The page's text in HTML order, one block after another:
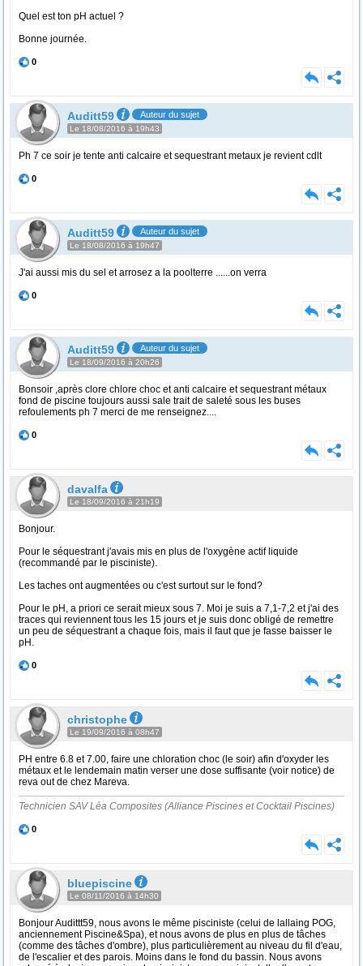
Quel est ton pH actuel ?
Bonne journée.
0
Auditt59 Auteur du sujet
Le 18/08/2016 à 19h43
Ph 7 ce soir je tente anti calcaire et sequestrant metaux je revient cdlt
0
Auditt59 Auteur du sujet
Le 18/08/2016 à 19h47
J'ai aussi mis du sel et arrosez a la poolterre ......on verra
0
Auditt59 Auteur du sujet
Le 18/09/2016 à 20h26
Bonsoir ,après clore chlore choc et anti calcaire et sequestrant métaux
fond de piscine toujours aussi sale trait de saleté sous les buses
refoulements ph 7 merci de me renseignez....
0
davalfa
Le 18/09/2016 à 21h19
Bonjour.
Pour le séquestrant j'avais mis en plus de l'oxygène actif liquide
(recommandé par le pisciniste).
Les taches ont augmentées ou c'est surtout sur le fond?
Pour le pH, a priori ce serait mieux sous 7. Moi je suis a 7,1-7,2 et j'ai des
traces qui reviennent tous les 15 jours et je suis donc obligé de remettre
un peu de séquestrant a chaque fois, mais il faut que je fasse baisser le
pH.
0
christophe
Le 19/09/2016 à 08h47
PH entre 6.8 et 7.00, faire une chloration choc (le soir) afin d'oxyder les
métaux et le lendemain matin verser une dose suffisante (voir notice) de
reva out de chez Mareva.
Technicien SAV Léa Composites (Alliance Piscines et Cocktail Piscines)
0
bluepiscine
Le 08/11/2016 à 14h30
Bonjour Audittt59, nous avons le même pisciniste (celui de lallaing POG,
anciennement Piscine&Spa), et nous avons de plus en plus de tâches
(comme des tâches d'ombre), plus particulièrement au niveau du fil d'eau,
de l'escalier et des parois. Moins dans le fond du bassin. Nous avons